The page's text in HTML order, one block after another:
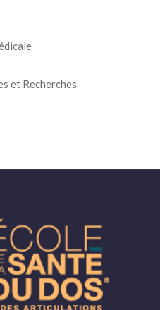
et Recherches